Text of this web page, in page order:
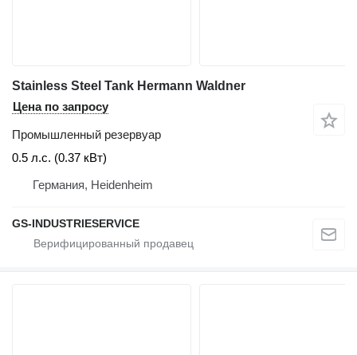
Stainless Steel Tank Hermann Waldner
Цена по запросу
Промышленный резервуар
0.5 л.с. (0.37 кВт)
Германия, Heidenheim
GS-INDUSTRIESERVICE